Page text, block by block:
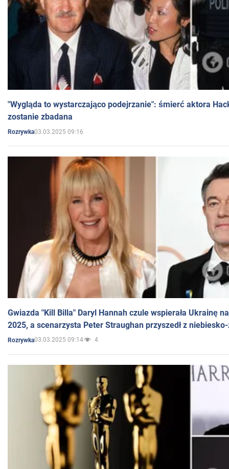
"Wygląda to wystarczająco podejrzanie": śmierć aktora
zostanie zbadana
Rozrywka03.03.2025 09:16
Gwiazda "Kill Billa" Daryl Hannah czule wspierała Ukrainę
2025, a scenarzysta Peter Straughan przyszedł z
Rozrywka03.03.2025 09:14 4